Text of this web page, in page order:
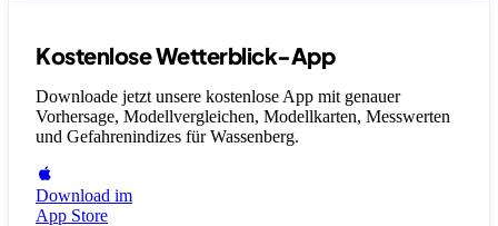
Kostenlose Wetterblick-App
Downloade jetzt unsere kostenlose App mit genauer
Vorhersage, Modellvergleichen, Modellkarten, Messwerten
und Gefahrenindizes für Wassenberg.
Download im
App Store